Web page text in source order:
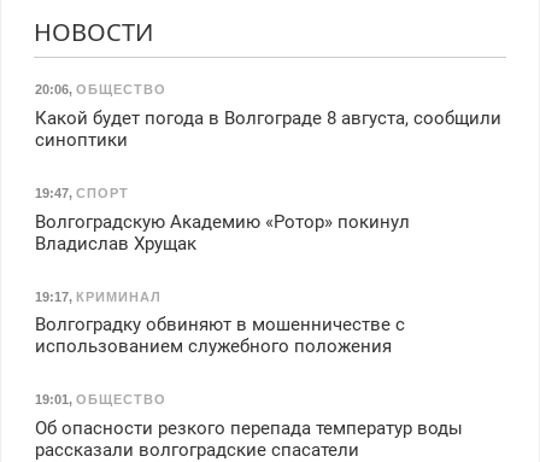
НОВОСТИ
20:06, ОБЩЕСТВО
Какой будет погода в Волгограде 8 августа, сообщили
синоптики
19:47, СПОРТ
Волгоградскую Академию «Ротор» покинул
Владислав Хрущак
19:17, КРИМИНАЛ
Волгоградку обвиняют в мошенничестве с
использованием служебного положения
19:01, ОБЩЕСТВО
Об опасности резкого перепада температур воды
рассказали волгоградские спасатели